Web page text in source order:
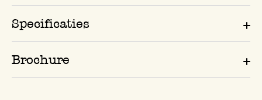
Specificaties
Brochure